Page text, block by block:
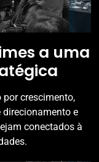
a uma
por crescimento,
e
conectados à